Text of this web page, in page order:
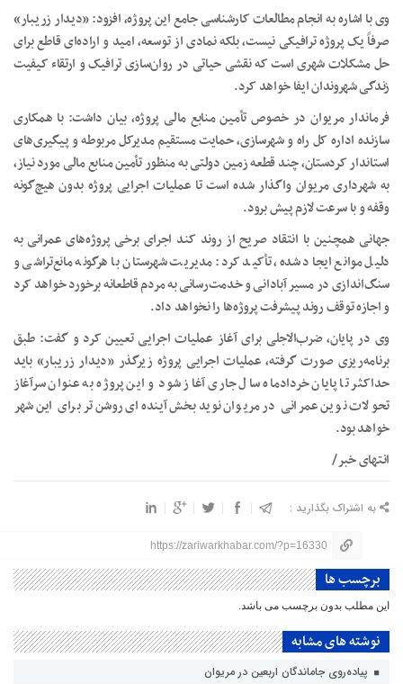
وی با اشاره به انجام مطالعات کارشناسی جامع این پروژه، افزود: «دیدار زریبار»
صرفاً یک پروژه ترافیکی نیست، بلکه نمادی از توسعه، امید و اراده‌ای قاطع برای
حل مشکلات شهری است که نقشی حیاتی در روان‌سازی ترافیک و ارتقاء کیفیت
زندگی شهروندان ایفا خواهد کرد.
فرماندار مریوان در خصوص تأمین منابع مالی پروژه، بیان داشت: با همکاری
سازنده اداره کل راه و شهرسازی، حمایت مستقیم مدیرکل مربوطه و پیگیری‌های
استاندار کردستان، چند قطعه زمین دولتی به منظور تأمین منابع مالی مورد نیاز،
به شهرداری مریوان واگذار شده است تا عملیات اجرایی پروژه بدون هیچ‌گونه
وقفه و با سرعت لازم پیش برود.
جهانی همچنین با انتقاد صریح از روند کند اجرای برخی پروژه‌های عمرانی به
دلیل موانع ایجاد شده، تأکید کرد: مدیریت شهرستان با هرگونه مانع‌تراشی و
سنگ‌اندازی در مسیر آبادانی و خدمت‌رسانی به مردم قاطعانه برخورد خواهد کرد
و اجازه توقف روند پیشرفت پروژه‌ها را نخواهد داد.
وی در پایان، ضرب‌الاجلی برای آغاز عملیات اجرایی تعیین کرد و گفت: طبق
برنامه‌ریزی صورت گرفته، عملیات اجرایی پروژه زیرگذر «دیدار زریبار» باید
حداکثر تا پایان خردادماه سال جاری آغاز شود و این پروژه به عنوان سرآغاز
تحولات نوین عمرانی در مریوان نویدبخش آینده‌ای روشن‌تر برای این شهر
خواهد بود.
انتهای خبر/
به اشتراک بگذارید :
https://zariwarkhabar.com/?p=16330
برچسب ها
این مطلب بدون برچسب می باشد.
نوشته های مشابه
پیاده‌روی جاماندگان اربعین در مریوان